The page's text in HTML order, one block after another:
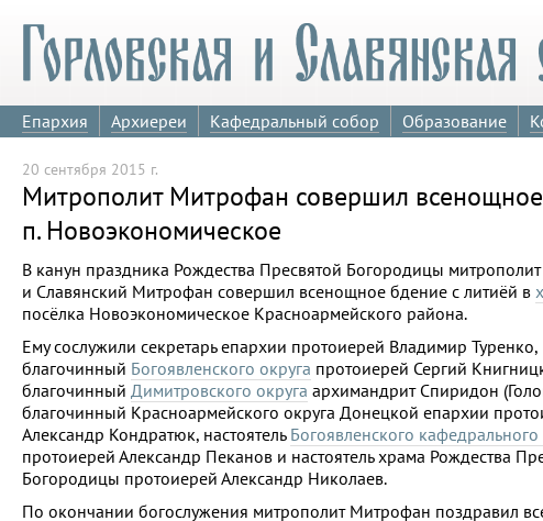
Епархия Архиереи Кафедральный собор Образование
20 сентября 2015 г.
Митрополит Митрофан совершил
п. Новоэкономическое
В канун праздника Рождества Пресвятой Богородицы митрополит
и Славянский Митрофан совершил всенощное бдение с литиёй в
посёлка Новоэкономическое Красноармейского района.
Ему сослужили секретарь епархии протоиерей Владимир Туренко,
благочинный Богоявленского округа протоиерей Сергий
благочинный Димитровского округа архимандрит Спиридон
благочинный Красноармейского округа Донецкой епархии
Александр Кондратюк, настоятель Богоявленского
протоиерей Александр Пеканов и настоятель храма Рождества
Богородицы протоиерей Александр Николаев.
По окончании богослужения митрополит Митрофан поздравил